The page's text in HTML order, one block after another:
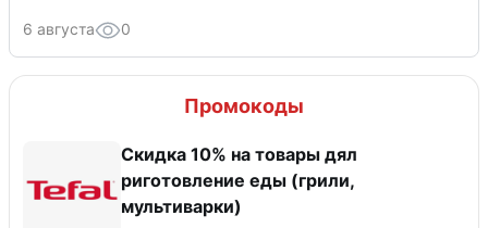
6 августа 0
Промокоды
Скидка 10% на товары дял
риготовление еды (грили,
мультиварки)